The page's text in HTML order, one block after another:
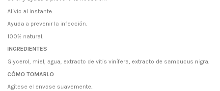
Alivio al instante.
Ayuda a prevenir la infección.
100% natural.
INGREDIENTES
Glycerol, miel, agua, extracto de vitis vinífera, extracto de sambucus nigra.
CÓMO TOMARLO
Agítese el envase suavemente.